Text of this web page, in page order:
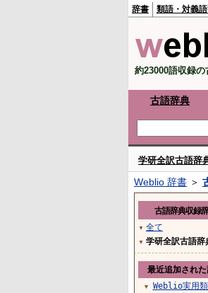
辞書 類語・対義
約23000語収録の
古語辞典
学研全訳古語辞
Weblio 辞書 ＞
古語辞典収録
▼ 全て
▼ 学研全訳古語辞
最近追加され
▼
Weblio実用